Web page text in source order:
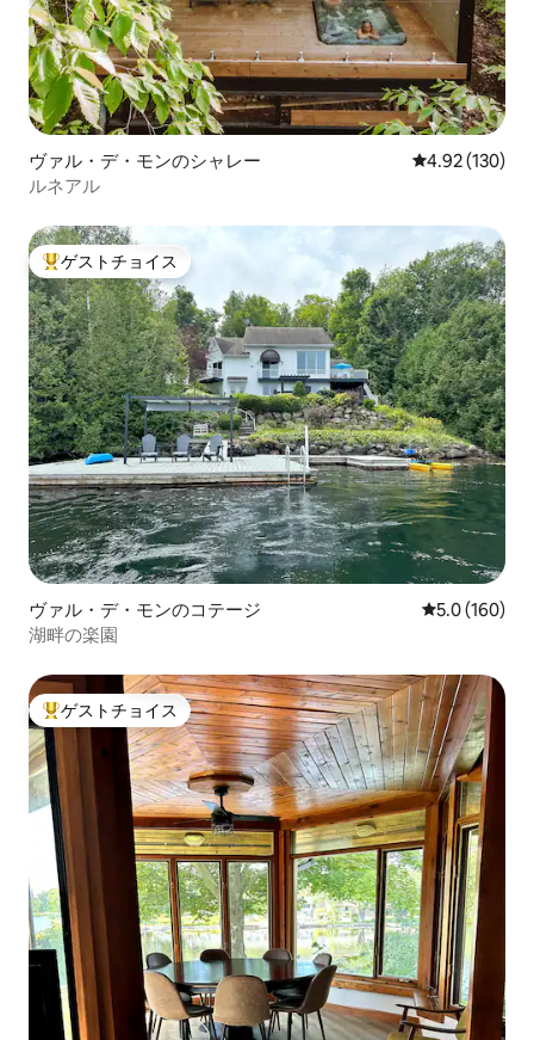
ヴァル・デ・モンのシャレー レビュー130
4.92 (130)
ルネアル
大好評のゲストチョイスです。
ゲストチョイス
ヴァル・デ・モンのコテージ レビュー160
5.0 (160)
湖畔の楽園
大好評のゲストチョイスです。
ゲストチョイス